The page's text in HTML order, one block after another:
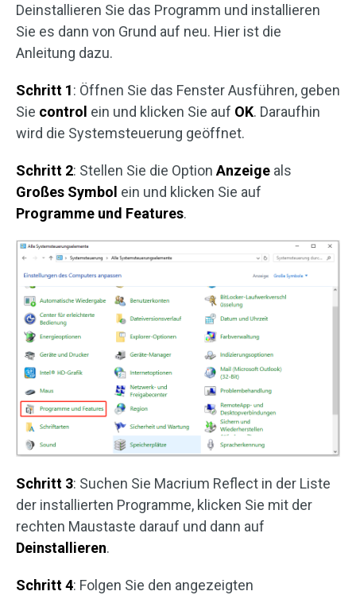
Deinstallieren Sie das Programm und installieren
Sie es dann von Grund auf neu. Hier ist die
Anleitung dazu.
Schritt 1: Öffnen Sie das Fenster Ausführen, geben
Sie control ein und klicken Sie auf OK. Daraufhin
wird die Systemsteuerung geöffnet.
Schritt 2: Stellen Sie die Option Anzeige als
Großes Symbol ein und klicken Sie auf
Programme und Features.
Schritt 3: Suchen Sie Macrium Reflect in der Liste
der installierten Programme, klicken Sie mit der
rechten Maustaste darauf und dann auf
Deinstallieren.
Schritt 4: Folgen Sie den angezeigten